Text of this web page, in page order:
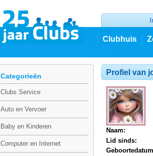
Clubhuis
Categorieën
Clubs Service
Auto en Vervoer
Baby en Kinderen
Computer en Internet
Profiel van
Naam:
Lid sinds: